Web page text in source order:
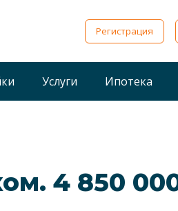
Регистрация
Услуги Ипотека
4 850